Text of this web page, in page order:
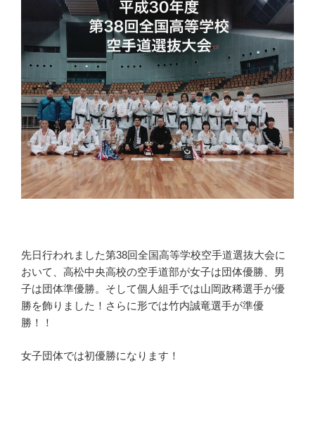
先日行われました第38回全国高等学校空手道選抜大会に
おいて、高松中央高校の空手道部が女子は団体優勝、男
子は団体準優勝。そして個人組手では山岡政稀選手が優
勝を飾りました！さらに形では竹内誠竜選手が準優
勝！！
女子団体では初優勝になります！